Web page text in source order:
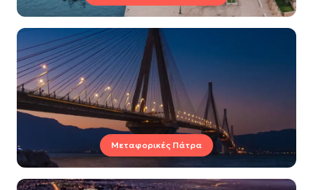
Μεταφορικές Πάτρα